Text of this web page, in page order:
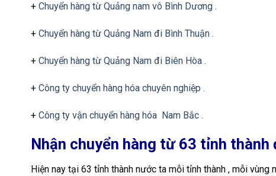
+ Chuyển hàng từ Quảng nam vô Bình Dương .
+ Chuyển hàng từ Quảng Nam đi Bình Thuận .
+ Chuyển hàng từ Quảng Nam đi Biên Hòa .
+ Công ty chuyển hàng hóa chuyên nghiệp .
+ Công ty vận chuyển hàng hóa Nam Bắc .
Nhận chuyển hàng từ 63 tỉnh thành
Hiện nay tại 63 tỉnh thành nước ta mỗi tỉnh thành , mỗi